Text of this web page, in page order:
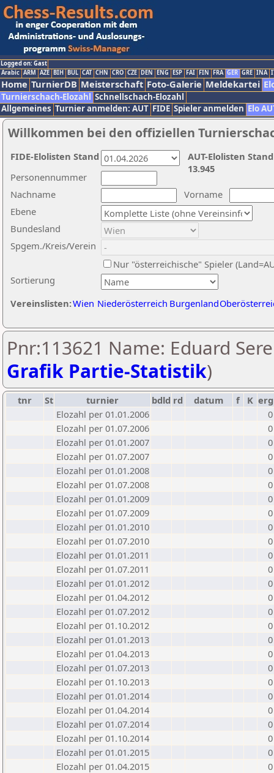
Logged on: Gast
Arabic ARM AZE BIH BUL CAT CHN CRO CZE DEN ENG ESP FAI FIN FRA GER GRE INA
Home TurnierDB Meisterschaft Foto-Galerie Meldekartei
Turnierschach-Elozahl Schnellschach-Elozahl
Allgemeines Turnier anmelden: AUT FIDE Spieler anmelden Elo
Willkommen bei den offiziellen
Nachname
Vorname
Ebene
Sortierung
Personennummer
Bundesland
Spgem./Kreis/Verein
Nur "österreichische" Spieler
Vereinslisten:Wien Niederösterreich Burgenland
AUT-Elolisten
13.945
FIDE-Elolisten Stand
Pnr:113621 Name: Eduard
Grafik Partie-Statistik)
tnr St turnier bdld rd datum f K erg
Elozahl per 01.01.2006
0
Elozahl per 01.07.2006
0
Elozahl per 01.01.2007
0
Elozahl per 01.07.2007
0
Elozahl per 01.01.2008
0
Elozahl per 01.07.2008
0
Elozahl per 01.01.2009
0
Elozahl per 01.07.2009
0
Elozahl per 01.01.2010
0
Elozahl per 01.07.2010
0
Elozahl per 01.01.2011
0
Elozahl per 01.07.2011
0
Elozahl per 01.01.2012
0
Elozahl per 01.04.2012
0
Elozahl per 01.07.2012
0
Elozahl per 01.10.2012
0
Elozahl per 01.01.2013
0
Elozahl per 01.04.2013
0
Elozahl per 01.07.2013
0
Elozahl per 01.10.2013
0
Elozahl per 01.01.2014
0
Elozahl per 01.04.2014
0
Elozahl per 01.07.2014
0
Elozahl per 01.10.2014
0
Elozahl per 01.01.2015
0
Elozahl per 01.04.2015
0